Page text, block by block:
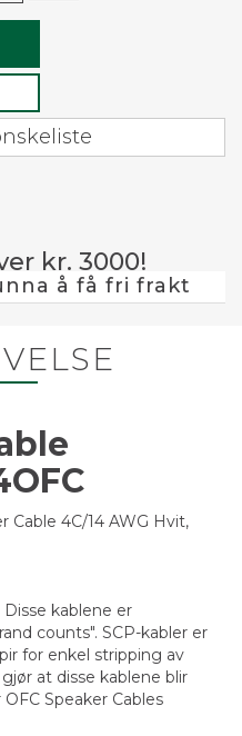
kr. 3000!
å få fri frakt
Cable 4C/14 AWG Hvit,
kablene er
counts". SCP-kabler er
for enkel stripping av
at disse kablene blir
Speaker Cables